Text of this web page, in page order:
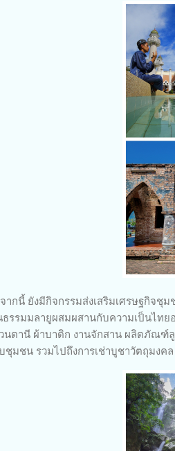
ากนี้ ยังมีกิจกรรมส่งเสริมเศรษฐกิจชุ
รรมมลายูผสมผสานกับความเป็นไท
นตานี ผ้าบาติก งานจักสาน ผลิตภัณฑ์
ชุมชน รวมไปถึงการเช่าบูชาวัตถุมงค